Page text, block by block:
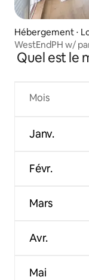
Hébergement ⋅
WestEndPH w/
Quel est le
Mois
Janv.
Févr.
Mars
Avr.
Mai